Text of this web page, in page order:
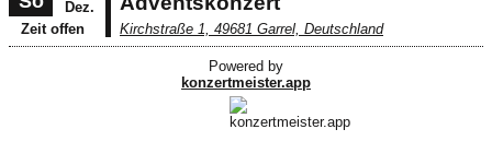
Dez.
Zeit offen
Kirchstraße 1, 49681 Garrel, Deutschland
Powered by
konzertmeister.app